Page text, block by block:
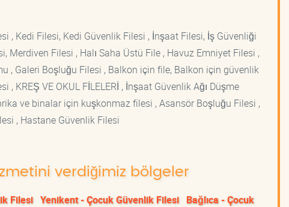
, Kedi Filesi, Kedi Güvenlik Filesi , İnşaat Filesi, İş Güvenliği
Filesi , Halı Saha Üstü File , Havuz Emniyet Filesi ,
, Galeri Boşluğu Filesi , Balkon için file, Balkon için güvenlik
KREŞ VE OKUL FİLELERİ , İnşaat Güvenlik Ağı Düşme
ve binalar için kuşkonmaz filesi , Asansör Boşluğu Filesi ,
, Hastane Güvenlik Filesi
verdiğimiz bölgeler
Filesi Yenikent - Çocuk Güvenlik Filesi Bağlıca - Çocuk